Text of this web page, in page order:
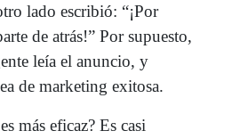
lado escribió: “¡Por
de atrás!” Por supuesto,
leía el anuncio, y
de marketing exitosa.
más eficaz? Es casi